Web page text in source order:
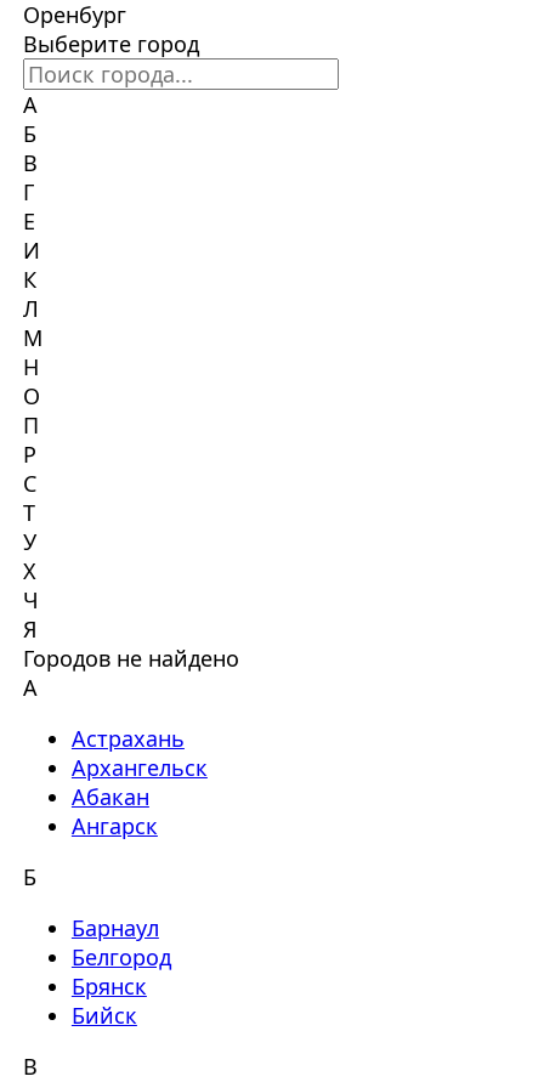
Оренбург
Выберите город
А
Б
В
Г
Е
И
К
Л
М
Н
О
П
Р
С
Т
У
Х
Ч
Я
Городов не найдено
А
Астрахань
Архангельск
Абакан
Ангарск
Б
Барнаул
Белгород
Брянск
Бийск
В